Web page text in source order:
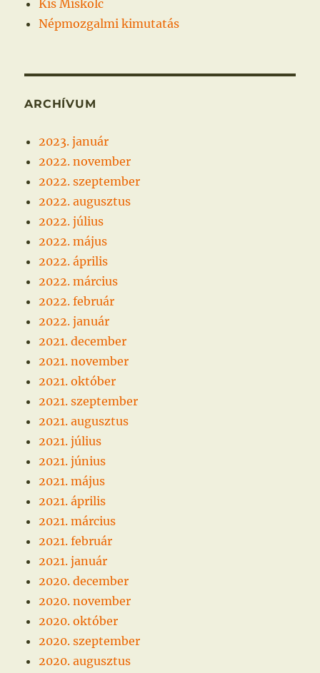
Kis Miskolc
Népmozgalmi kimutatás
ARCHÍVUM
2023. január
2022. november
2022. szeptember
2022. augusztus
2022. július
2022. május
2022. április
2022. március
2022. február
2022. január
2021. december
2021. november
2021. október
2021. szeptember
2021. augusztus
2021. július
2021. június
2021. május
2021. április
2021. március
2021. február
2021. január
2020. december
2020. november
2020. október
2020. szeptember
2020. augusztus